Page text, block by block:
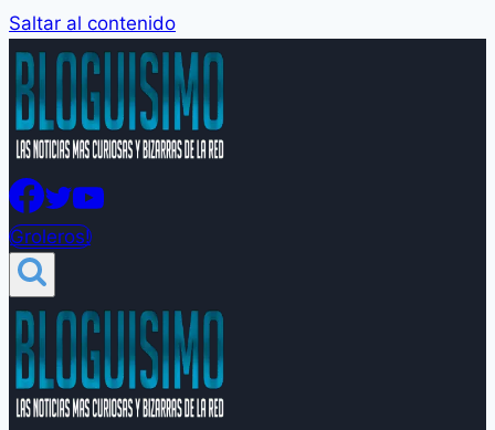
Saltar al contenido
Groleros!